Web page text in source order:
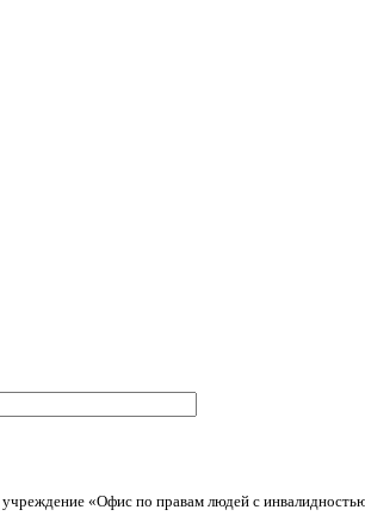
«Офис по правам людей с